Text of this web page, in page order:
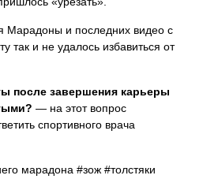
Марадоны и последних видео с
так и не удалось избавиться от
после завершения карьеры
— на этот вопрос
спортивного врача
марадона #зож #толстяки